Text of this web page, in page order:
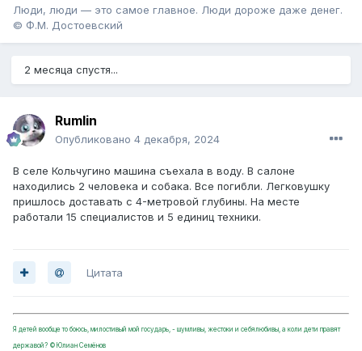
Люди, люди — это самое главное. Люди дороже даже денег.
© Ф.М. Достоевский
2 месяца спустя...
Rumlin
Опубликовано 4 декабря, 2024
В селе Кольчугино машина съехала в воду. В салоне
находились 2 человека и собака. Все погибли. Легковушку
пришлось доставать с 4-метровой глубины. На месте
работали 15 специалистов и 5 единиц техники.
Цитата
Я детей вообще то боюсь, милостивый мой государь, - шумливы, жестоки и себялюбивы, а коли дети правят
державой? ©Юлиан Семёнов